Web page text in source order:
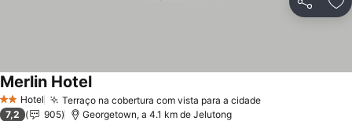
Partilhar
2 Estrelas
Hotel Terraço na cobertura com vista para a cidade
Merlin Hotel
7,2 905 Georgetown, a 4.1 km de Jelutong